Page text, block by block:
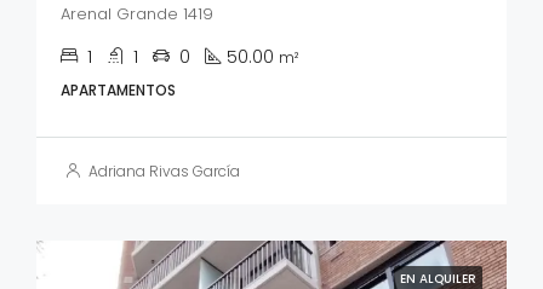
Arenal Grande 1419
1 1 0 50.00 m²
APARTAMENTOS
Adriana Rivas García
EN ALQUILER